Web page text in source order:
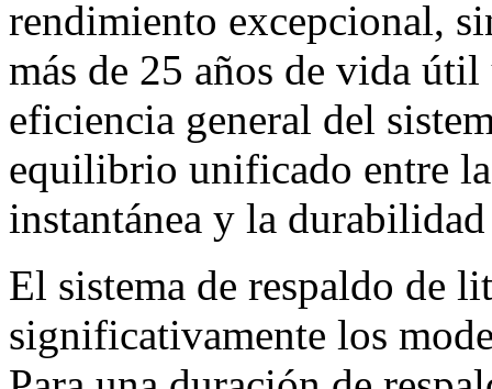
rendimiento excepcional,
más de 25 años de vida
eficiencia general del
equilibrio unificado entre
instantánea y la
El sistema de respaldo de
significativamente los